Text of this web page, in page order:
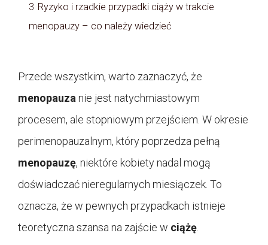
3 Ryzyko i rzadkie przypadki ciąży w trakcie
menopauzy – co należy wiedzieć
Przede wszystkim, warto zaznaczyć, że
menopauza nie jest natychmiastowym
procesem, ale stopniowym przejściem. W okresie
perimenopauzalnym, który poprzedza pełną
menopauzę, niektóre kobiety nadal mogą
doświadczać nieregularnych miesiączek. To
oznacza, że w pewnych przypadkach istnieje
teoretyczna szansa na zajście w ciążę